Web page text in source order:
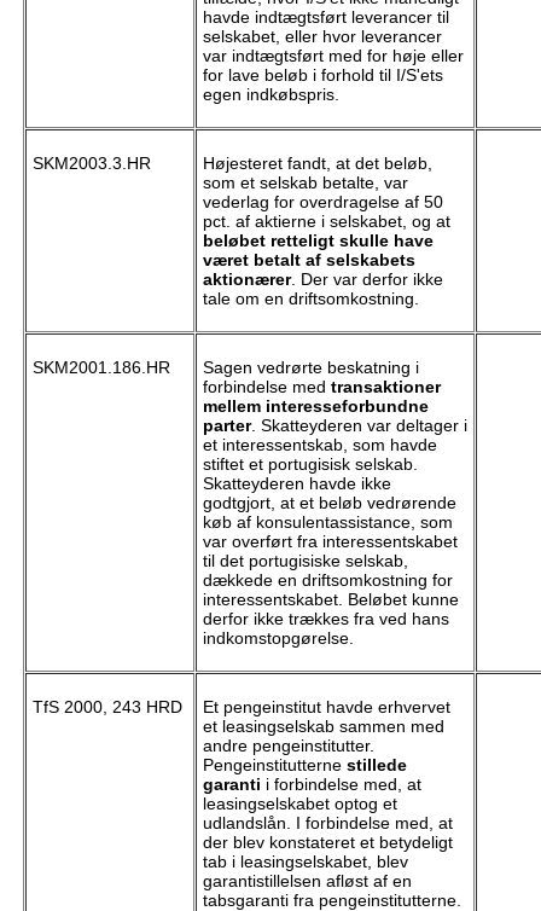
havde indtægtsført leverancer til
selskabet, eller hvor leverancer
var indtægtsført med for høje eller
for lave beløb i forhold til I/S'ets
egen indkøbspris.
SKM2003.3.HR
Højesteret fandt, at det beløb,
som et selskab betalte, var
vederlag for overdragelse af 50
pct. af aktierne i selskabet, og at
beløbet retteligt skulle have
været betalt af selskabets
aktionærer. Der var derfor ikke
tale om en driftsomkostning.
SKM2001.186.HR
Sagen vedrørte beskatning i
forbindelse med transaktioner
mellem interesseforbundne
parter. Skatteyderen var deltager i
et interessentskab, som havde
stiftet et portugisisk selskab.
Skatteyderen havde ikke
godtgjort, at et beløb vedrørende
køb af konsulentassistance, som
var overført fra interessentskabet
til det portugisiske selskab,
dækkede en driftsomkostning for
interessentskabet. Beløbet kunne
derfor ikke trækkes fra ved hans
indkomstopgørelse.
TfS 2000, 243 HRD
Et pengeinstitut havde erhvervet
et leasingselskab sammen med
andre pengeinstitutter.
Pengeinstitutterne stillede
garanti i forbindelse med, at
leasingselskabet optog et
udlandslån. I forbindelse med, at
der blev konstateret et betydeligt
tab i leasingselskabet, blev
garantistillelsen afløst af en
tabsgaranti fra pengeinstitutterne.